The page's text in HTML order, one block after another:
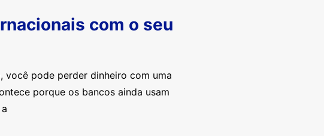
com o seu
você pode perder dinheiro com uma
porque os bancos ainda usam